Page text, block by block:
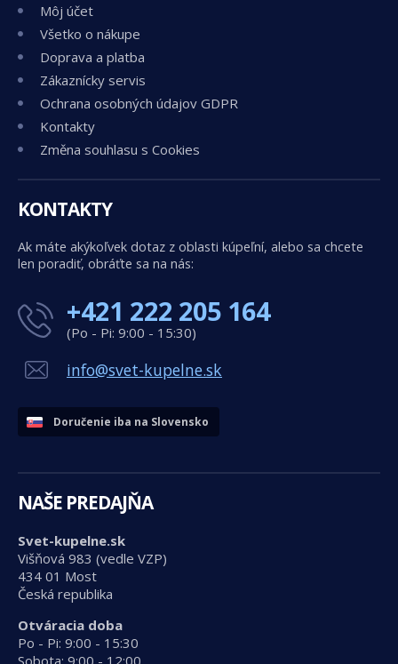
Môj účet
Všetko o nákupe
Doprava a platba
Zákaznícky servis
Ochrana osobných údajov GDPR
Kontakty
Změna souhlasu s Cookies
KONTAKTY
Ak máte akýkoľvek dotaz z oblasti kúpeľní, alebo sa chcete
len poradiť, obráťte sa na nás:
+421 222 205 164
(Po - Pi: 9:00 - 15:30)
info@svet-kupelne.sk
Doručenie iba na Slovensko
NAŠE PREDAJŇA
Svet-kupelne.sk
Višňová 983 (vedle VZP)
434 01 Most
Česká republika
Otváracia doba
Po - Pi: 9:00 - 15:30
Sobota: 9:00 - 12:00